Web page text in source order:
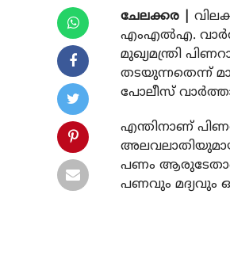
ചേലക്കര |
എംഎല്‍എ.
മുഖ്യമന്ത്രി
തടയുന്നതെന്ന്
പോലീസ്
എന്തിനാണ്
പണം
പണവും മദ്യവും